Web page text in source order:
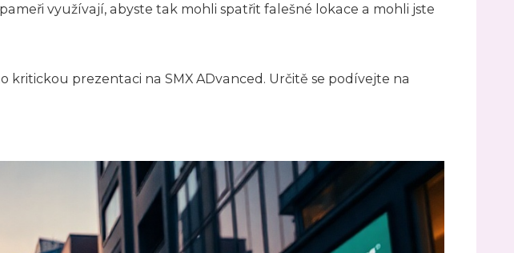
využívají, abyste tak mohli spatřit falešné lokace a mohli jste
prezentaci na SMX ADvanced. Určitě se podívejte na